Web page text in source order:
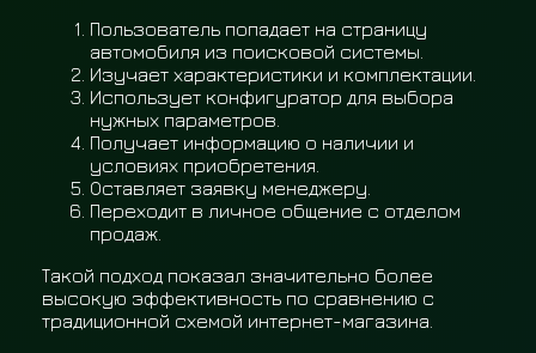
Пользователь попадает на страницу
автомобиля из поисковой системы.
Изучает характеристики и комплектации.
Использует конфигуратор для выбора
нужных параметров.
Получает информацию о наличии и
условиях приобретения.
Оставляет заявку менеджеру.
Переходит в личное общение с отделом
продаж.
Такой подход показал значительно более
высокую эффективность по сравнению с
традиционной схемой интернет-магазина.